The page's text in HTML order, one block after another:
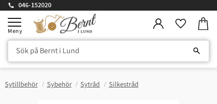
Meny
046-152020
Sytillbehör Sybehör Sytråd Silkestråd